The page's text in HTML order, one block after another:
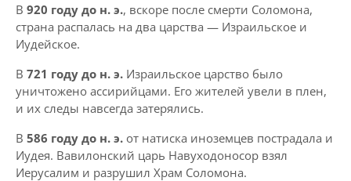
В 920 году до н. э., вскоре после смерти Соломона,
страна распалась на два царства — Израильское и
Иудейское.
В 721 году до н. э. Израильское царство было
уничтожено ассирийцами. Его жителей увели в плен,
и их следы навсегда затерялись.
В 586 году до н. э. от натиска иноземцев пострадала и
Иудея. Вавилонский царь Навуходоносор взял
Иерусалим и разрушил Храм Соломона.